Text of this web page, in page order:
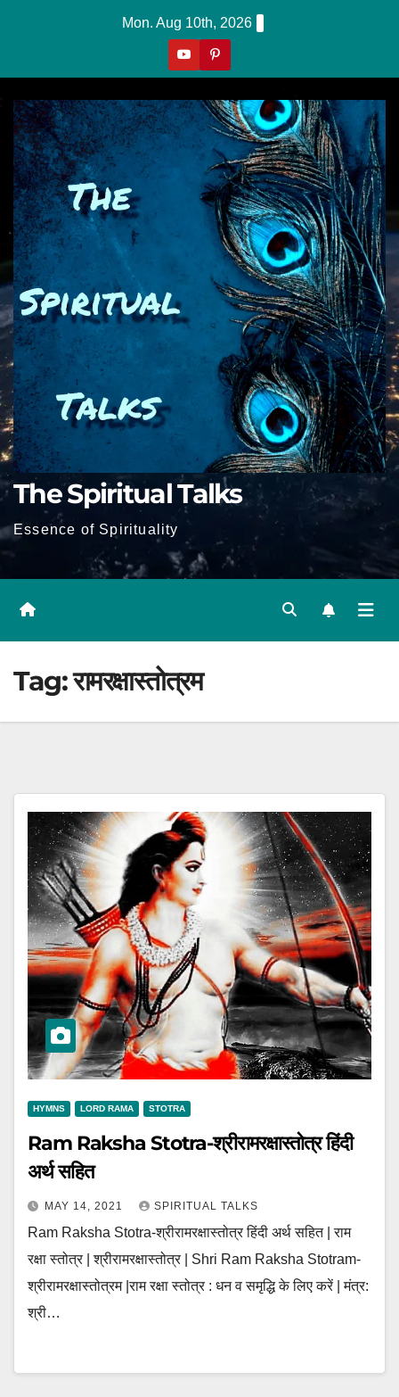
Mon. Aug 10th, 2026
The Spiritual Talks
Essence of Spirituality
Tag:रामरक्षास्तोत्रम
HYMNS LORD RAMA STOTRA
Ram Raksha Stotra-श्रीरामरक्षास्तोत्र हिंदी
अर्थ सहित
MAY 14, 2021 SPIRITUAL TALKS
Ram Raksha Stotra-श्रीरामरक्षास्तोत्र हिंदी अर्थ सहित | राम
रक्षा स्तोत्र | श्रीरामरक्षास्तोत्र | Shri Ram Raksha Stotram-
श्रीरामरक्षास्तोत्रम |राम रक्षा स्तोत्र : धन व समृद्धि के लिए करें | मंत्र:
श्री…